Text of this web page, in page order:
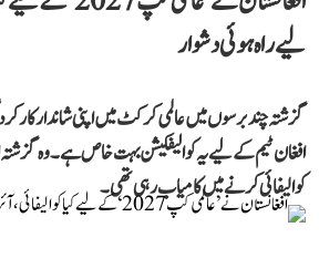
لیے راہ ہوئی دشوار
گزشتہ چند برسوں میں عالمی کرکٹ میں اپنی شاندار
افغان ٹیم کے لیے یہ کوالیفکیشن بہت خاص ہے۔ وہ
کوالیفائی کرنے میں کامیاب رہی تھی۔